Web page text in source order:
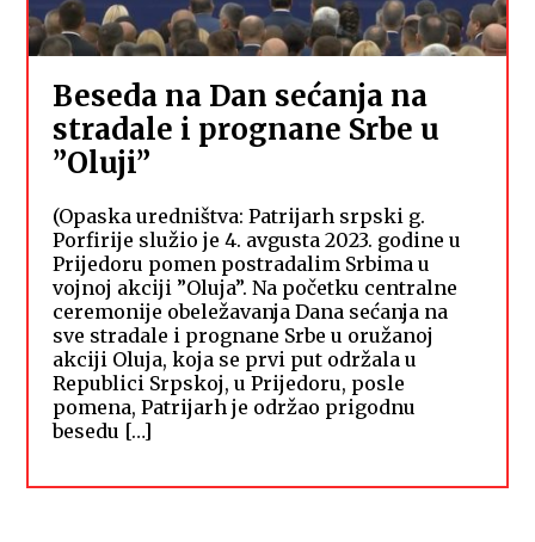
Beseda na Dan sećanja na
stradale i prognane Srbe u
”Oluji”
(Opaska uredništva: Patrijarh srpski g.
Porfirije služio je 4. avgusta 2023. godine u
Prijedoru pomen postradalim Srbima u
vojnoj akciji ”Oluja”. Na početku centralne
ceremonije obeležavanja Dana sećanja na
sve stradale i prognane Srbe u oružanoj
akciji Oluja, koja se prvi put održala u
Republici Srpskoj, u Prijedoru, posle
pomena, Patrijarh je održao prigodnu
besedu […]